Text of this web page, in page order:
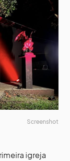
Screenshot
igreja